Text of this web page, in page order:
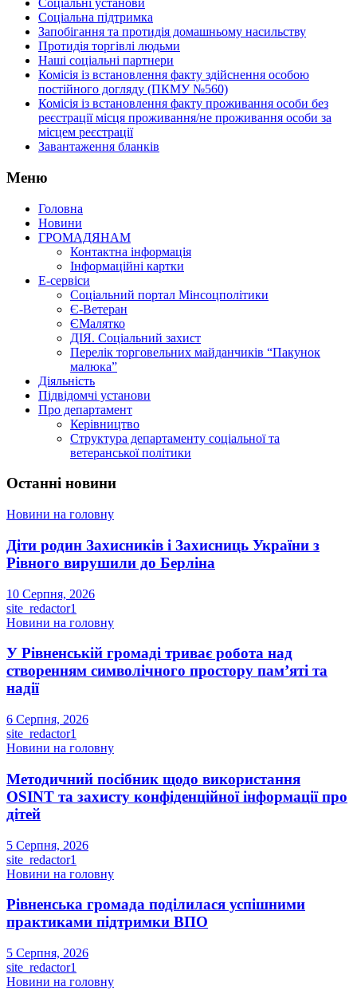
Соціальні установи
Соціальна підтримка
Запобігання та протидія домашньому насильству
Протидія торгівлі людьми
Наші соціальні партнери
Комісія із встановлення факту здійснення особою
постійного догляду (ПКМУ №560)
Комісія із встановлення факту проживання особи без
реєстрації місця проживання/не проживання особи за
місцем реєстрації
Завантаження бланків
Меню
Головна
Новини
ГРОМАДЯНАМ
Контактна інформація
Інформаційні картки
Е-сервіси
Соціальний портал Мінсоцполітики
Є-Ветеран
ЄМалятко
ДІЯ. Соціальний захист
Перелік торговельних майданчиків “Пакунок
малюка”
Діяльність
Підвідомчі установи
Про департамент
Керівництво
Структура департаменту соціальної та
ветеранської політики
Останні новини
Новини на головну
Діти родин Захисників і Захисниць України з
Рівного вирушили до Берліна
10 Серпня, 2026
site_redactor1
Новини на головну
У Рівненській громаді триває робота над
створенням символічного простору пам’яті та
надії
6 Серпня, 2026
site_redactor1
Новини на головну
Методичний посібник щодо використання
OSINT та захисту конфіденційної інформації про
дітей
5 Серпня, 2026
site_redactor1
Новини на головну
Рівненська громада поділилася успішними
практиками підтримки ВПО
5 Серпня, 2026
site_redactor1
Новини на головну